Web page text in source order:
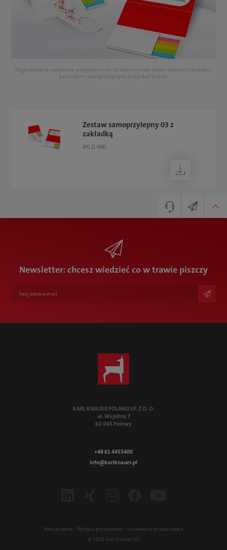
Organizowanie, oznaczanie, przypominanie: dziecinnie proste dzięki nowemu bloczkowi z
karteczkami samoprzylepnymi firmy Karl Knauer
Zestaw samoprzylepny 03 z
zakładką
JPG (1 MB)
Pobierz
Frederik Zecheus
+49 7835 782-352
frederik.zecheus@karlknauer.de
Newsletter: chcesz wiedzieć co w trawie piszczy
KARL KNAUER POLAND SP. Z O. O.
ul. Wspólna 7
62-045 Pniewy
+48 61 4455400
info@karlknauer.pl
Nota prawna Polityka prywatności
Ustawienia plików cookie
© 2026 Karl Knauer KG